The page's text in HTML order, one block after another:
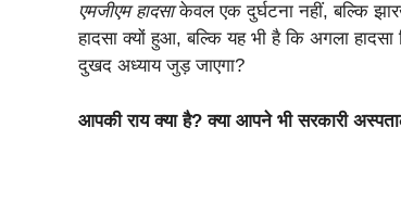
एमजीएम हादसाकेवल एक दुर्घटना नहीं, बल्कि
हादसा क्यों हुआ, बल्कि यह भी है कि अगला
दुखद अध्याय जुड़ जाएगा?
आपकी राय क्या है? क्या आपने भी सरकारी